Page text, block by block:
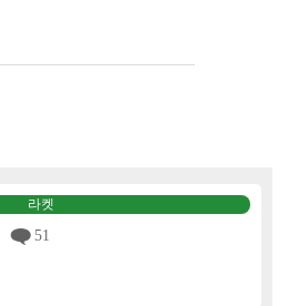
라켓
51